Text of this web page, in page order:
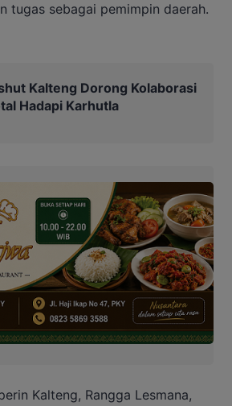
tugas sebagai pemimpin daerah.
Kalteng Dorong Kolaborasi
Hadapi Karhutla
Kalteng, Rangga Lesmana,